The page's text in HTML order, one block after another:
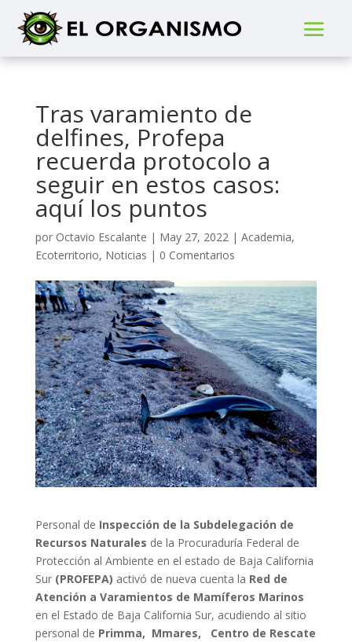
Tras varamiento de
delfines, Profepa
recuerda protocolo a
seguir en estos casos:
aquí los puntos
por Octavio Escalante | May 27, 2022| Academia,
Ecoterritorio, Noticias | 0 Comentarios
Personal de Inspección de la Subdelegación de
Recursos Naturales de la Procuraduría Federal de
Protección al Ambiente en el estado de Baja California
Sur (PROFEPA) activó de nueva cuenta la Red de
Atención a Varamientos de Mamíferos Marinos
en el Estado de Baja California Sur, acudiendo al sitio
personal de Primma, Mmares, Centro de Rescate